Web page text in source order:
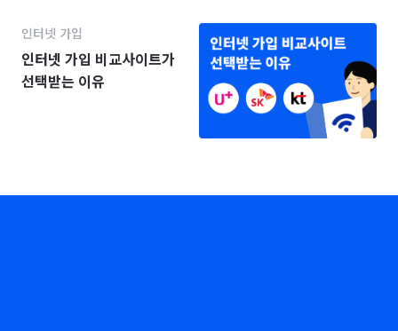
인터넷 가입
인터넷 가입 비교사이트가
선택받는 이유